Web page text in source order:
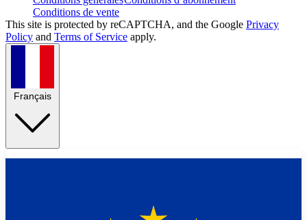
Conditions de vente
This site is protected by reCAPTCHA, and the Google Privacy
Policy and Terms of Service apply.
Français